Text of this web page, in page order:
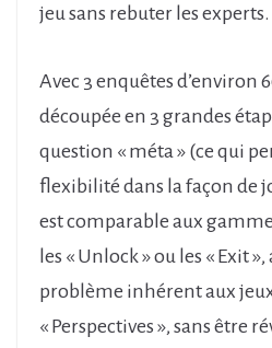
jeu sans rebuter les experts.
Avec 3 enquêtes d’environ
découpée en 3 grandes
question « méta » (ce qui
flexibilité dans la façon de
est comparable aux
les « Unlock » ou les « Exit
problème inhérent aux
« Perspectives », sans être